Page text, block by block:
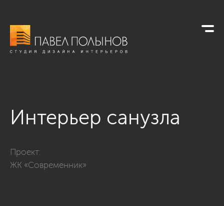
Интерьер санузла
Проект:
ЖК «Современник»